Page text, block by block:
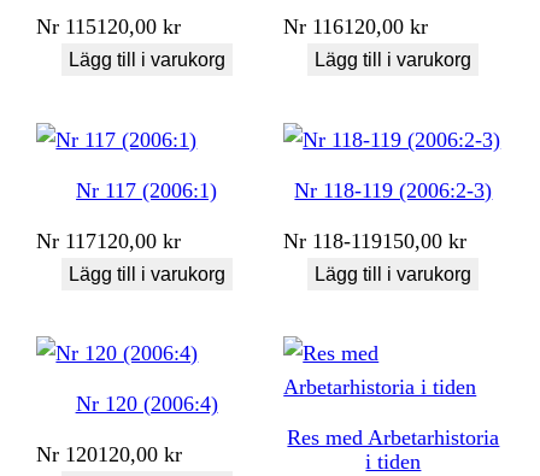
Nr 115120,00kr
Lägg till i varukorg
Nr 116120,00kr
Lägg till i varukorg
Nr 117 (2006:1)
Nr 117120,00kr
Lägg till i varukorg
Nr 118-119 (2006:2-3)
Nr 118-119150,00kr
Lägg till i varukorg
Nr 120 (2006:4)
Nr 120120,00kr
Res med Arbetarhistoria
i tiden